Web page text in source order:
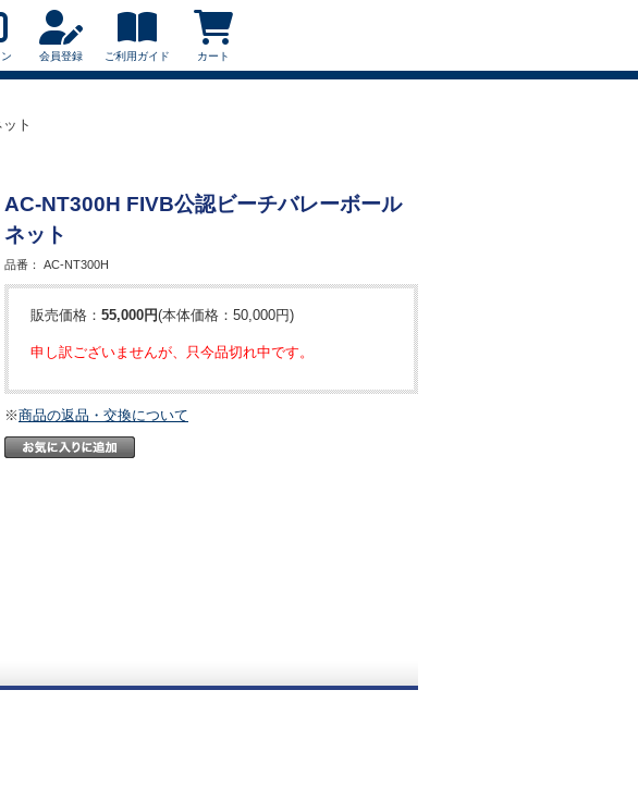
会員登録 ご利用ガイド カート
ト
AC-NT300H FIVB公認ビーチバレーボール
ネット
品番： AC-NT300H
販売価格： 55,000円(本体価格：50,000円)
申し訳ございませんが、只今品切れ中です。
※商品の返品・交換について